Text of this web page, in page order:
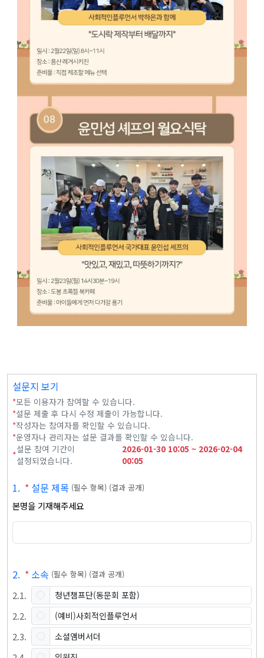
설문지 보기
*모든 이용자가 참여할 수 있습니다.
*설문 제출 후 다시 수정 제출이 가능합니다.
*작성자는 참여자를 확인할 수 있습니다.
*운영자나 관리자는 설문 결과를 확인할 수 있습니다.
*설문 참여 기간이
설정되었습니다.
2026-01-3010:05 ~ 2026-02-04
00:05
1. * 설문 제목 (필수 항목) (결과 공개)
본명을 기재해주세요
2. * 소속 (필수 항목) (결과 공개)
2.1. 청년챔프단(동문회 포함)
2.2. (예비)사회적인플루언서
2.3. 소셜앰버서더